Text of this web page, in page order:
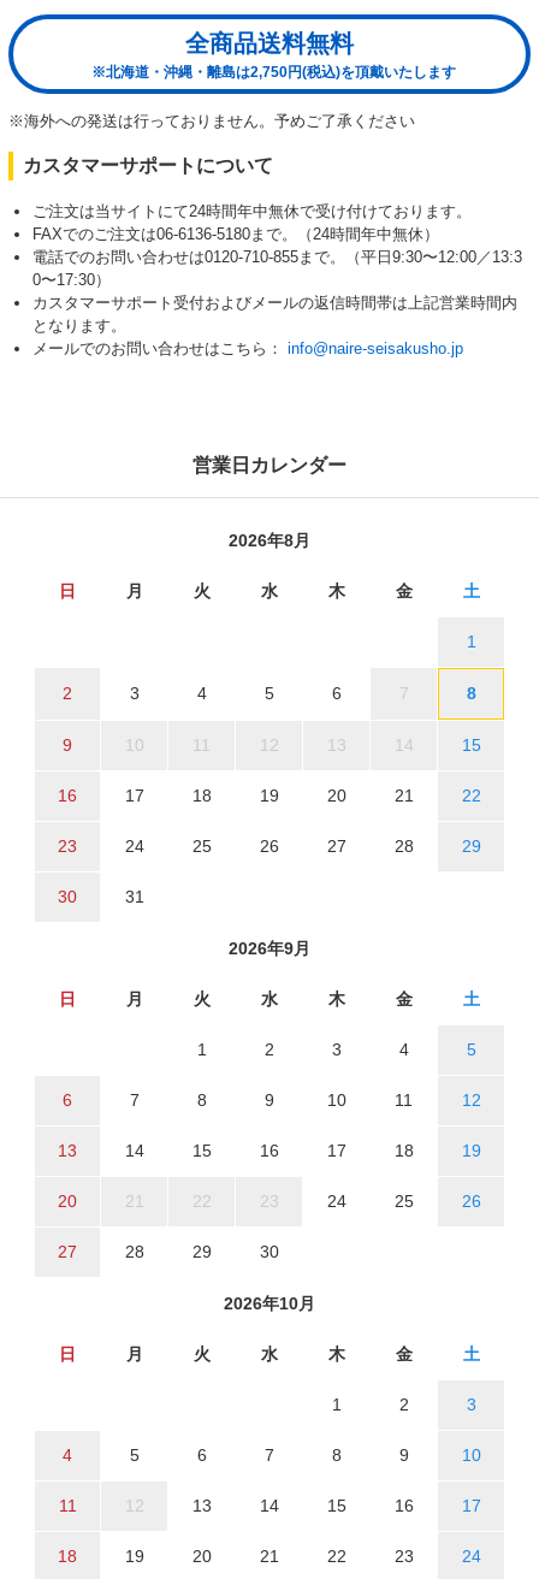
全商品送料無料
※北海道・沖縄・離島は2,750円(税込)を頂戴いたします
※海外への発送は行っておりません。予めご了承ください
カスタマーサポートについて
ご注文は当サイトにて24時間年中無休で受け付けております。
FAXでのご注文は06-6136-5180まで。（24時間年中無休）
電話でのお問い合わせは0120-710-855まで。（平日9:30〜12:00／13:3
0〜17:30）
カスタマーサポート受付およびメールの返信時間帯は上記営業時間内
となります。
メールでのお問い合わせはこちら： info@naire-seisakusho.jp
営業日カレンダー
2026年8月
日 月 火 水 木 金 土
1
2 3 4 5 6 7 8
9 10 11 12 13 14 15
16 17 18 19 20 21 22
23 24 25 26 27 28 29
30 31
2026年9月
日 月 火 水 木 金 土
1 2 3 4 5
6 7 8 9 10 11 12
13 14 15 16 17 18 19
20 21 22 23 24 25 26
27 28 29 30
2026年10月
日 月 火 水 木 金 土
1 2 3
4 5 6 7 8 9 10
11 12 13 14 15 16 17
18 19 20 21 22 23 24